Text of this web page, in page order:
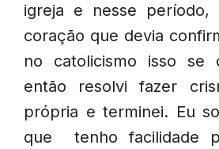
igreja e nesse período,
coração que devia
no catolicismo isso se
então resolvi fazer
própria e terminei. Eu
que tenho facilidade